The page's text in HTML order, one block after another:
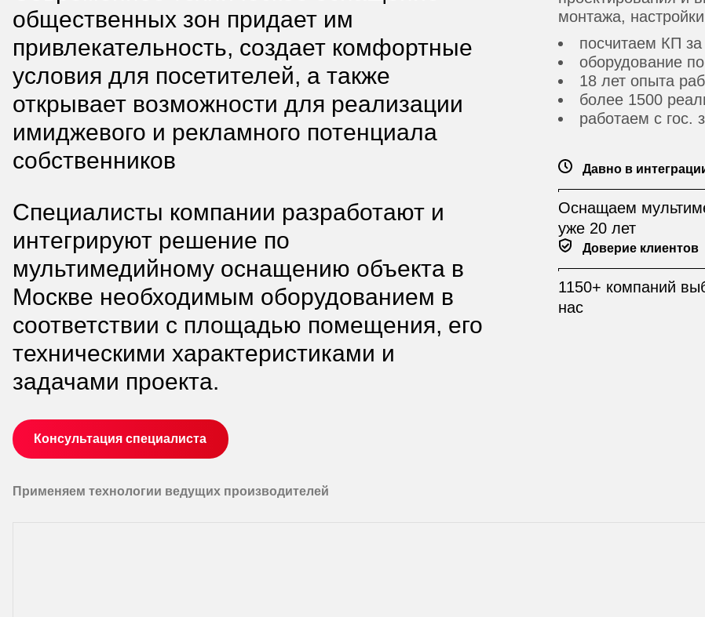
общественных зон придает им
привлекательность, создает комфортные
условия для посетителей, а также
открывает возможности для реализации
имиджевого и рекламного потенциала
собственников
Специалисты компании разработают и
интегрируют решение по
мультимедийному оснащению объекта в
Москве необходимым оборудованием в
соответствии с площадью помещения, его
техническими характеристиками и
задачами проекта.
Консультация специалиста
монтажа,
посчитаем КП
оборудование
18 лет опыта
более 1500
работаем с гос.
Давно в
Оснащаем
уже 20 лет
Доверие клиентов
1150+ компаний
нас
Применяем технологии ведущих производителей